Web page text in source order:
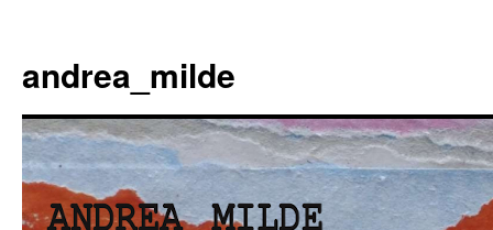
andrea_milde